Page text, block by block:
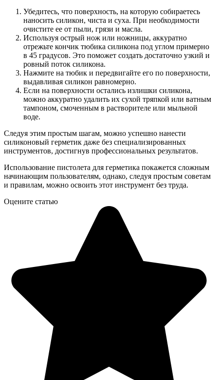
Убедитесь, что поверхность, на которую собираетесь
наносить силикон, чиста и суха. При необходимости
очистите ее от пыли, грязи и масла.
Используя острый нож или ножницы, аккуратно
отрежьте кончик тюбика силикона под углом примерно
в 45 градусов. Это поможет создать достаточно узкий и
ровный поток силикона.
Нажмите на тюбик и передвигайте его по поверхности,
выдавливая силикон равномерно.
Если на поверхности остались излишки силикона,
можно аккуратно удалить их сухой тряпкой или ватным
тампоном, смоченным в растворителе или мыльной
воде.
Следуя этим простым шагам, можно успешно нанести
силиконовый герметик даже без специализированных
инструментов, достигнув профессиональных результатов.
Использование пистолета для герметика покажется сложным
начинающим пользователям, однако, следуя простым советам
и правилам, можно освоить этот инструмент без труда.
Оцените статью